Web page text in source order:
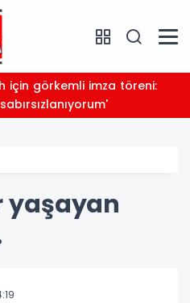
Caner Çaykaya'ya tahliye
yaşayan